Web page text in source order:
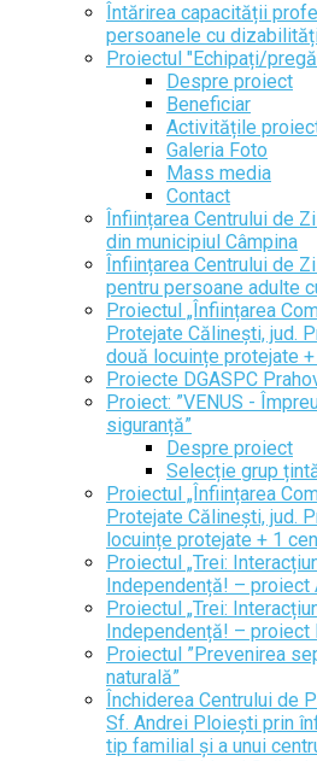
Întărirea capacității
persoanele cu
Proiectul "Echipați/
Despre proiect
Beneficiar
Activitățile
Galeria Foto
Mass media
Contact
Înființarea Centrului de
din municipiul Câmpina
Înființarea Centrului de
pentru persoane adulte
Proiectul „Înființarea
Protejate Călinești, jud.
două locuințe protejate
Proiecte DGASPC
Proiect: ”VENUS -
siguranță”
Despre proiect
Selecție grup
Proiectul „Înființarea
Protejate Călinești, jud.
locuințe protejate + 1
Proiectul „Trei:
Independență! – proiect
Proiectul „Trei:
Independență! – proiect
Proiectul ”Prevenirea
naturală”
Închiderea Centrului de
Sf. Andrei Ploiești prin
tip familial și a unui